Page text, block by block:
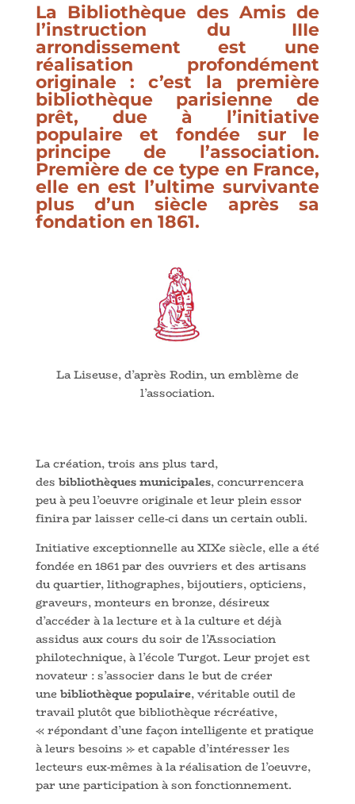
La Bibliothèque des Amis de
l’instruction du IIIe
arrondissement est une
réalisation profondément
originale : c’est la première
bibliothèque parisienne de
prêt, due à l’initiative
populaire et fondée sur le
principe de l’association.
Première de ce type en France,
elle en est l’ultime survivante
plus d’un siècle après sa
fondation en 1861.
La Liseuse, d’après Rodin, un emblème de
l’association.
La création, trois ans plus tard,
des bibliothèques municipales, concurrencera
peu à peu l’oeuvre originale et leur plein essor
finira par laisser celle-ci dans un certain oubli.
Initiative exceptionnelle au XIXe siècle, elle a été
fondée en 1861 par des ouvriers et des artisans
du quartier, lithographes, bijoutiers, opticiens,
graveurs, monteurs en bronze, désireux
d’accéder à la lecture et à la culture et déjà
assidus aux cours du soir de l’Association
philotechnique, à l’école Turgot. Leur projet est
novateur : s’associer dans le but de créer
une bibliothèque populaire, véritable outil de
travail plutôt que bibliothèque récréative,
« répondant d’une façon intelligente et pratique
à leurs besoins » et capable d’intéresser les
lecteurs eux-mêmes à la réalisation de l’oeuvre,
par une participation à son fonctionnement.